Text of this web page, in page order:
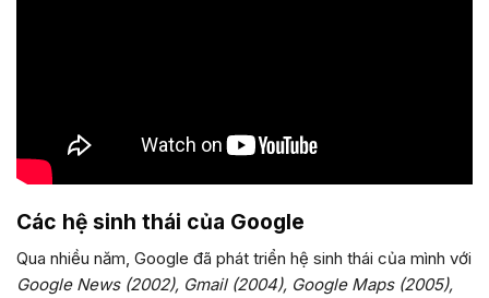
Các hệ sinh thái của Google
Qua nhiều năm, Google đã phát triển hệ sinh thái của mình với
Google News (2002), Gmail (2004), Google Maps (2005),